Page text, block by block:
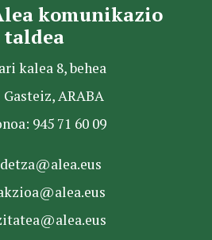
komunikazio
taldea
kalea 8, behea
Gasteiz, ARABA
945 71 60 09